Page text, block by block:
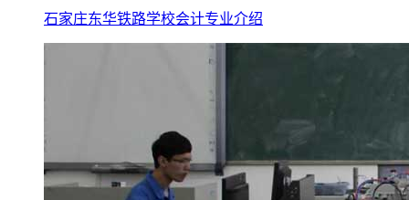
石家庄东华铁路学校会计专业介绍